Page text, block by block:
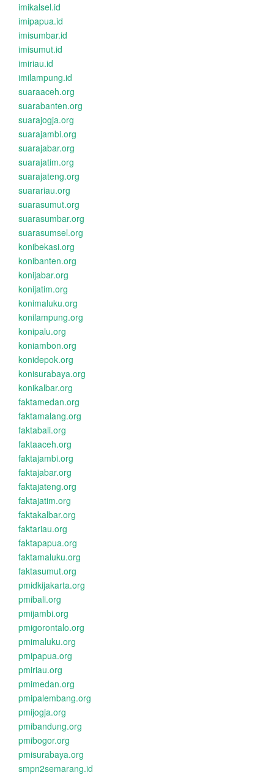
imikalsel.id
imipapua.id
imisumbar.id
imisumut.id
imiriau.id
imilampung.id
suaraaceh.org
suarabanten.org
suarajogja.org
suarajambi.org
suarajabar.org
suarajatim.org
suarajateng.org
suarariau.org
suarasumut.org
suarasumbar.org
suarasumsel.org
konibekasi.org
konibanten.org
konijabar.org
konijatim.org
konimaluku.org
konilampung.org
konipalu.org
koniambon.org
konidepok.org
konisurabaya.org
konikalbar.org
faktamedan.org
faktamalang.org
faktabali.org
faktaaceh.org
faktajambi.org
faktajabar.org
faktajateng.org
faktajatim.org
faktakalbar.org
faktariau.org
faktapapua.org
faktamaluku.org
faktasumut.org
pmidkijakarta.org
pmibali.org
pmijambi.org
pmigorontalo.org
pmimaluku.org
pmipapua.org
pmiriau.org
pmimedan.org
pmipalembang.org
pmijogja.org
pmibandung.org
pmibogor.org
pmisurabaya.org
smpn2semarang.id